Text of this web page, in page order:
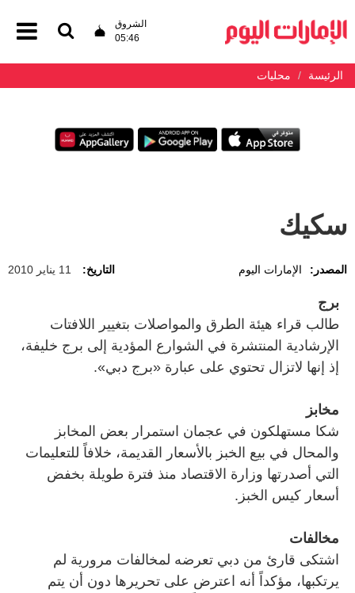
الشروق
05:46
الرئيسة محليات
سكيك
المصدر: الإمارات اليوم التاريخ: 11 يناير 2010
برج
طالب قراء هيئة الطرق والمواصلات بتغيير اللافتات
الإرشادية المنتشرة في الشوارع المؤدية إلى برج خليفة،
إذ إنها لاتزال تحتوي على عبارة «برج دبي».
مخابز
شكا مستهلكون في عجمان استمرار بعض المخابز
والمحال في بيع الخبز بالأسعار القديمة، خلافاً للتعليمات
التي أصدرتها وزارة الاقتصاد منذ فترة طويلة بخفض
أسعار كيس الخبز.
مخالفات
اشتكى قارئ من دبي تعرضه لمخالفات مرورية لم
يرتكبها، مؤكداً أنه اعترض على تحريرها دون أن يتم